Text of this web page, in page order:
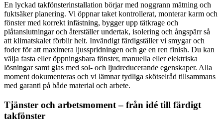
En lyckad takfönsterinstallation börjar med noggrann mätning och
fuktsäker planering. Vi öppnar taket kontrollerat, monterar karm och
fönster med korrekt infästning, bygger upp tätkrage och
plåtanslutningar och återställer undertak, isolering och ångspärr så
att klimatskalet förblir helt. Invändigt färdigställer vi smygar och
foder för att maximera ljusspridningen och ge en ren finish. Du kan
välja fasta eller öppningsbara fönster, manuella eller elektriska
lösningar samt glas med sol- och ljudreducerande egenskaper. Alla
moment dokumenteras och vi lämnar tydliga skötselråd tillsammans
med garanti på både material och arbete.
Tjänster och arbetsmoment – från idé till färdigt
takfönster